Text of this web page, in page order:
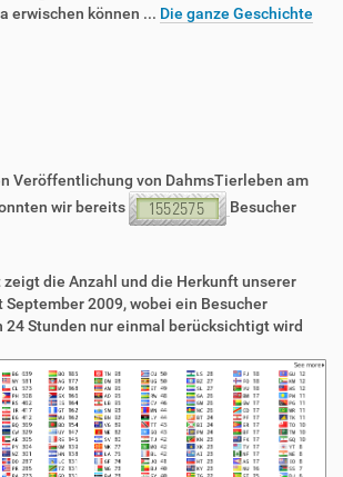
erwischen können ... Die ganze Geschichte
Veröffentlichung von DahmsTierleben am
wir bereits
Besucher
zeigt die Anzahl und die Herkunft unserer
September 2009, wobei ein Besucher
24 Stunden nur einmal berücksichtigt wird